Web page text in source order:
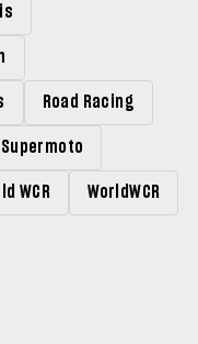
Road Racing
Supermoto
WCR WorldWCR